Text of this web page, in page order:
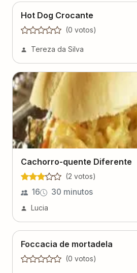
Hot Dog Crocante
(0 votos)
Tereza da Silva
Cachorro-quente Diferente
(2 votos)
16 30 minutos
Lucia
Foccacia de mortadela
(0 votos)